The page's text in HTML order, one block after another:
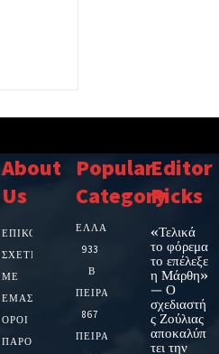
About
Us
ΕΠΙΚΟΙΝΩΝΙΑ
ΣΧΕΤΙΚΆ
ΜΕ
ΕΜΆΣ
ΌΡΟΙ
ΠΑΡΟΧΉΣ
Popular
Category
ΕΛΛΑΔΑ
933
Β
ΠΕΙΡΑΙΑ
867
ΠΕΙΡΑΙΑΣ
Editor
Picks
«Τελικά
το φόρεμα
το επέλεξε
η Μάρθη»
— Ο
σχεδιαστή
ς Ζούλιας
αποκαλύπ
τει την